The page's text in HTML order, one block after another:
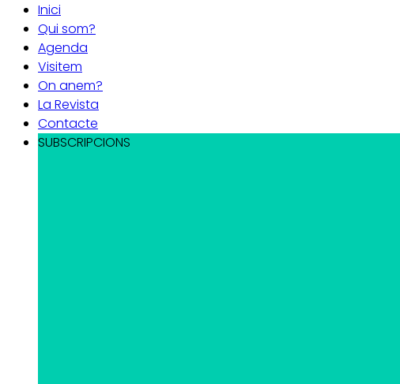
Inici
Qui som?
Agenda
Visitem
On anem?
La Revista
Contacte
SUBSCRIPCIONS